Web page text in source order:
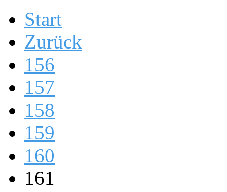
Start
Zurück
156
157
158
159
160
161